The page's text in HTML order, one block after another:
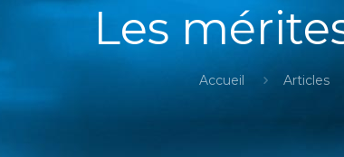
Les
Accueil Articles